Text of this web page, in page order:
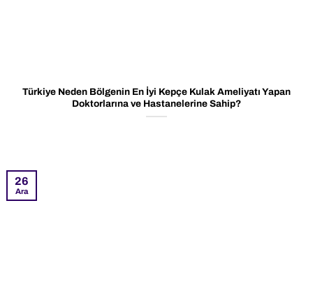
Türkiye Neden Bölgenin En İyi Kepçe Kulak Ameliyatı Yapan
Doktorlarına ve Hastanelerine Sahip?
26
Ara